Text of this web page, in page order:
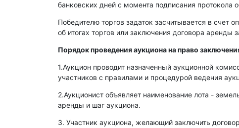
банковских дней с момента подписания протокола
Победителю торгов задаток засчитывается в счет
об итогах торгов или заключения договора аренды
Порядок проведения аукциона на право
1.Аукцион проводит назначенный аукционной
участников с правилами и процедурой ведения
2.Аукционист объявляет наименование лота -
аренды и шаг аукциона.
3. Участник аукциона, желающий заключить